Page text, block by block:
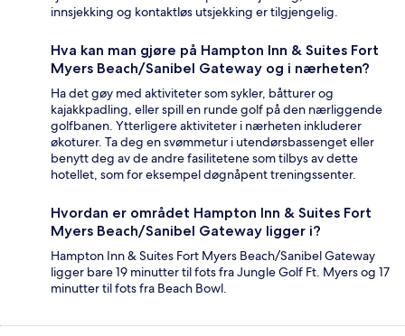
innsjekking og kontaktløs utsjekking er tilgjengelig.
Hva kan man gjøre på Hampton Inn & Suites Fort
Myers Beach/Sanibel Gateway og i nærheten?
Ha det gøy med aktiviteter som sykler, båtturer og
kajakkpadling, eller spill en runde golf på den nærliggende
golfbanen. Ytterligere aktiviteter i nærheten inkluderer
økoturer. Ta deg en svømmetur i utendørsbassenget eller
benytt deg av de andre fasilitetene som tilbys av dette
hotellet, som for eksempel døgnåpent treningssenter.
Hvordan er området Hampton Inn & Suites Fort
Myers Beach/Sanibel Gateway ligger i?
Hampton Inn & Suites Fort Myers Beach/Sanibel Gateway
ligger bare 19 minutter til fots fra Jungle Golf Ft. Myers og 17
minutter til fots fra Beach Bowl.